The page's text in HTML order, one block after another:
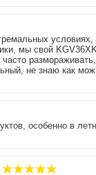
условиях,
мы свой
размораживать,
не знаю как
особенно в